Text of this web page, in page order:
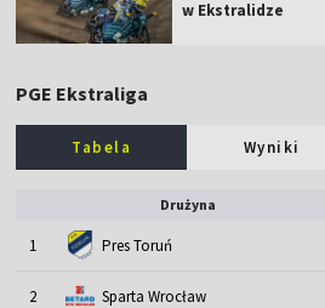
w Ekstralidze
PGE Ekstraliga
Tabela Wyniki
Drużyna
1 Pres Toruń
2 Sparta Wrocław